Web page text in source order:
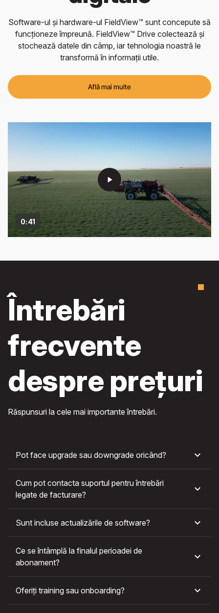
Software-ul și hardware-ul FieldView™ sunt concepute să
funcționeze împreună. FieldView™ Drive colectează și
stochează datele din câmp, iar tehnologia noastră le
transformă în informații utile.
Află mai multe
0:41
play_arrow
Întrebări
frecvente
despre prețuri
Răspunsuri la cele mai importante întrebări.
Pot face upgrade sau downgrade oricând?
Cum pot contacta suportul pentru întrebări
legate de facturare?
Sunt incluse actualizările de software?
Ce se întâmplă la finalul perioadei de
abonament?
Oferiți training sau onboarding?